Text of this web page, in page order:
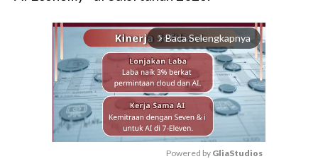
arrow_forward_ios Baca Selengkapnya
Powered by GliaStudios